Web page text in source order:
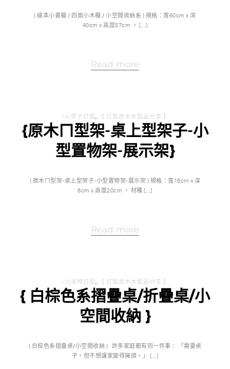
{ 繪本小書櫃 / 四面小木櫃 / 小空間收納系 } 規格：寬60cm x 深
40cm x 高度57cm 。 […]
Read more
-(4)架子訂製, 【 訂製原木木製品分享 】
{原木ㄇ型架-桌上型架子-小
型置物架-展示架}
{ 原木ㄇ型架-桌上型架子-小型置物架-展示架 } 規格：寬18cm x 深
8cm x 高度20cm 。 材種 […]
Read more
-(3)桌椅訂製, 【 訂製原木木製品分享 】
{ 白棕色系摺疊桌/折疊桌/小
空間收納 }
{ 白棕色系摺疊桌/小空間收納 } 許多家庭都有同一件事： 「需要桌
子，但不想讓家變得擁擠。」 […]